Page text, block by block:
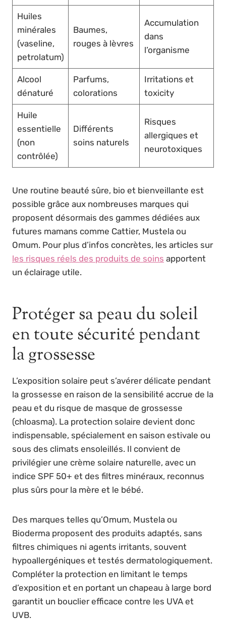
Huiles
minérales
(vaseline,
petrolatum)
Baumes,
rouges à lèvres
Accumulation
dans
l’organisme
Alcool
dénaturé
Parfums,
colorations
Irritations et
toxicity
Huile
essentielle
(non
contrôlée)
Différents
soins naturels
Risques
allergiques et
neurotoxiques
Une routine beauté sûre, bio et bienveillante est
possible grâce aux nombreuses marques qui
proposent désormais des gammes dédiées aux
futures mamans comme Cattier, Mustela ou
Omum. Pour plus d’infos concrètes, les articles sur
les risques réels des produits de soins apportent
un éclairage utile.
Protéger sa peau du soleil
en toute sécurité pendant
la grossesse
L’exposition solaire peut s’avérer délicate pendant
la grossesse en raison de la sensibilité accrue de la
peau et du risque de masque de grossesse
(chloasma). La protection solaire devient donc
indispensable, spécialement en saison estivale ou
sous des climats ensoleillés. Il convient de
privilégier une crème solaire naturelle, avec un
indice SPF 50+ et des filtres minéraux, reconnus
plus sûrs pour la mère et le bébé.
Des marques telles qu’Omum, Mustela ou
Bioderma proposent des produits adaptés, sans
filtres chimiques ni agents irritants, souvent
hypoallergéniques et testés dermatologiquement.
Compléter la protection en limitant le temps
d’exposition et en portant un chapeau à large bord
garantit un bouclier efficace contre les UVA et
UVB.